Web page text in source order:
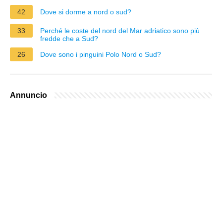
42 Dove si dorme a nord o sud?
33
Perché le coste del nord del Mar adriatico sono più
fredde che a Sud?
26
Dove sono i pinguini Polo Nord o Sud?
Annuncio